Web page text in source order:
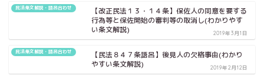
民法条文解説・語呂合わせ
【改正民法１３・１４条】保佐人の同意を要する
行為等と保佐開始の審判等の取消し(わかりやす
い条文解説)
2019年3月1日
民法条文解説・語呂合わせ
【民法８４７条語呂】後見人の欠格事由(わかり
やすい条文解説)
2019年2月12日